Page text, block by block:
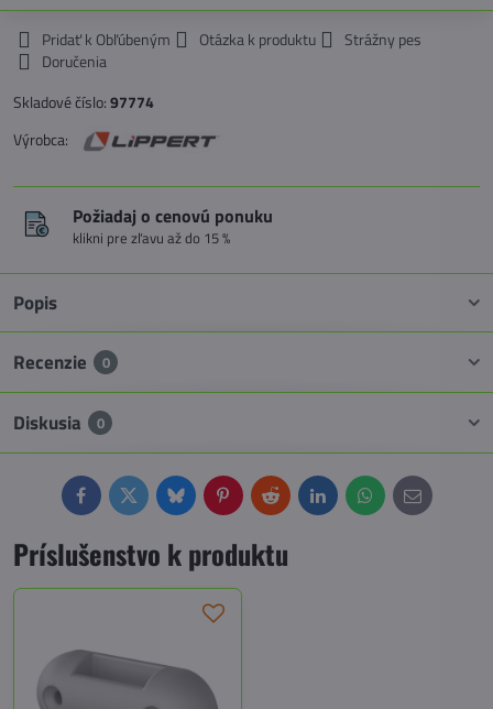
Pridať k Obľúbeným Otázka k produktu
Strážny pes
Doručenia
Skladové číslo:97774
Výrobca:
Požiadaj o cenovú ponuku
klikni pre zľavu až do 15 %
Popis
Recenzie 0
Diskusia 0
FacebookTwitterBlueskyPinterestReddit LinkedInWhatsApp
E-
mail
Príslušenstvo k produktu